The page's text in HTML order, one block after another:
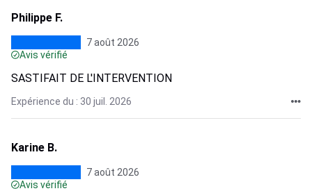
Philippe F.
7 août 2026
Avis vérifié
SASTIFAIT DE L'INTERVENTION
Expérience du : 30 juil. 2026
Karine B.
7 août 2026
Avis vérifié